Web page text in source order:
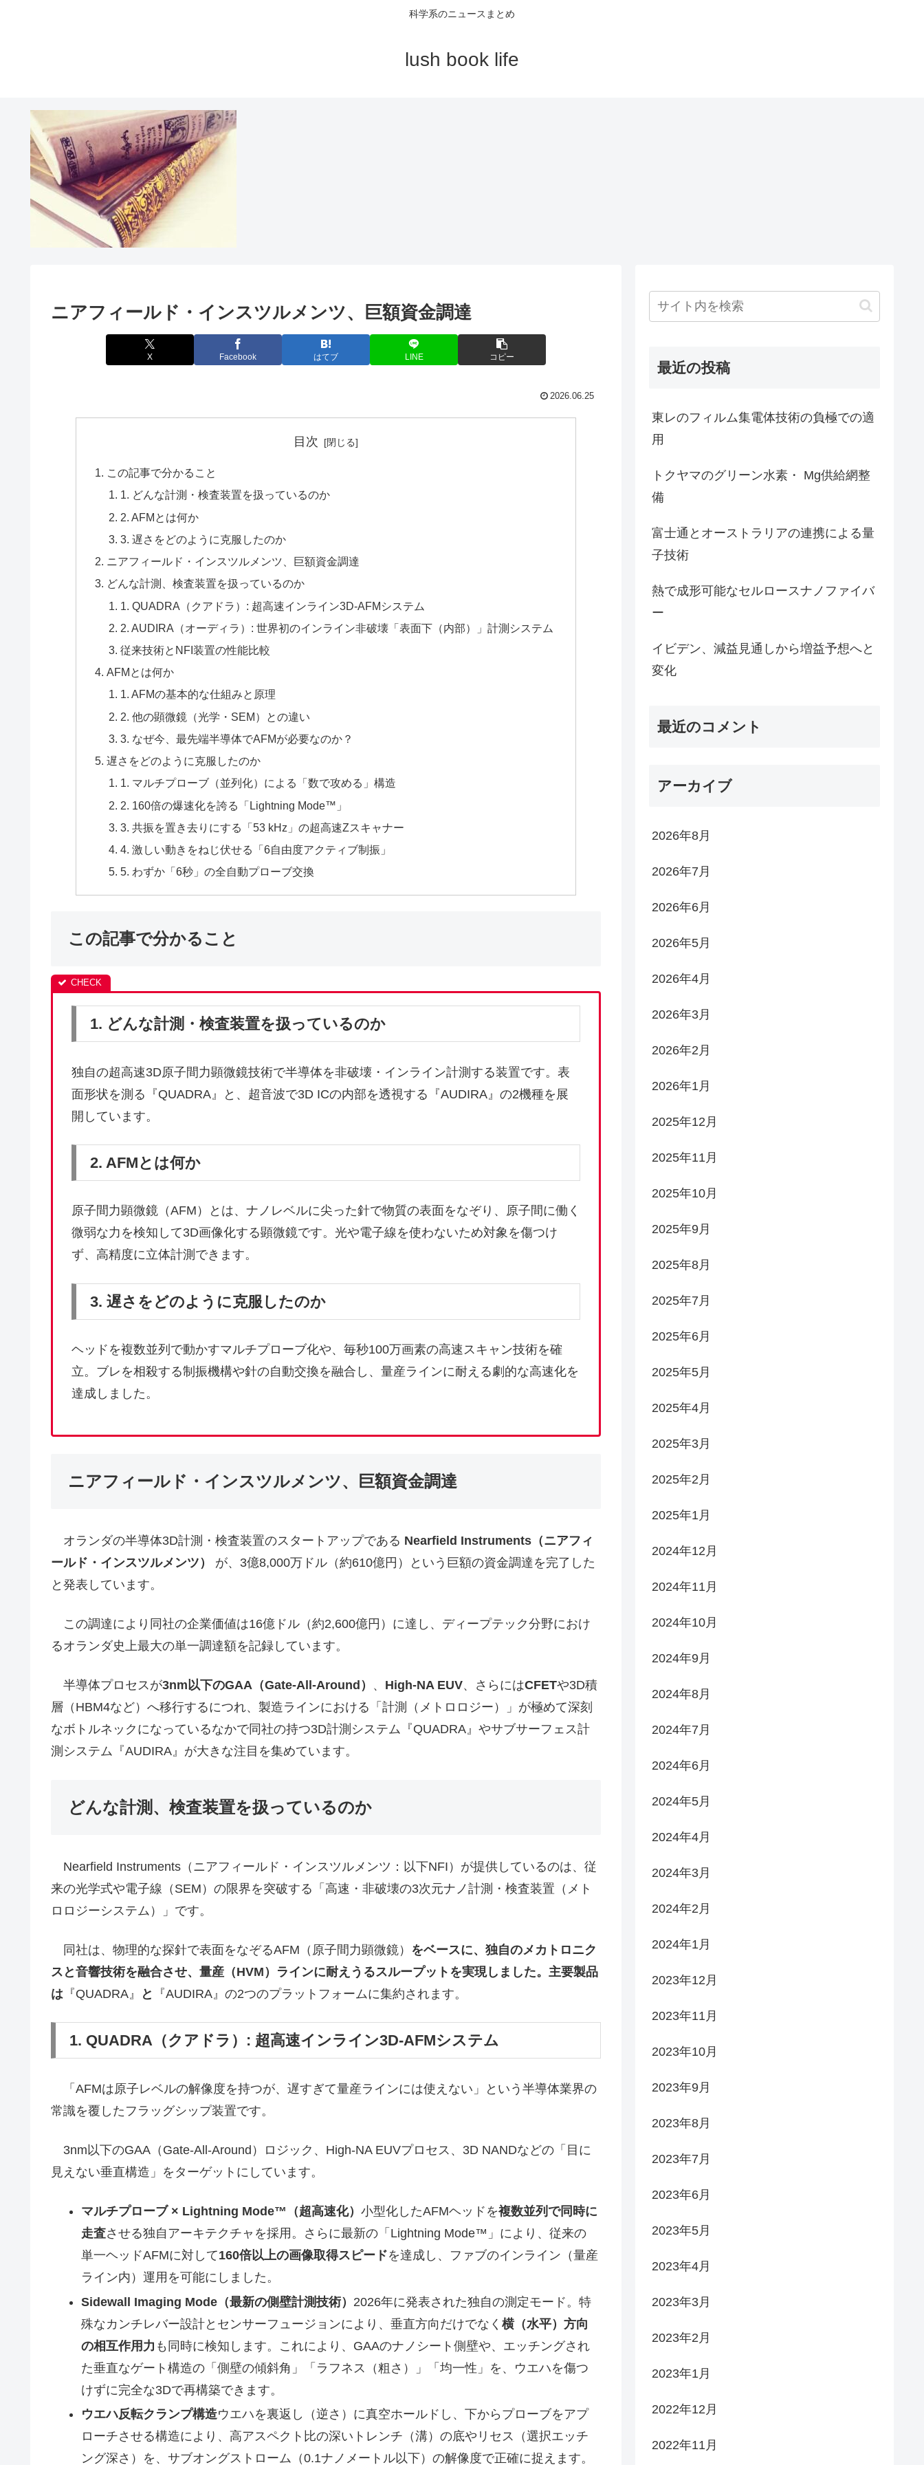
科学系のニュースまとめ
lush book life
ニアフィールド・インスツルメンツ、巨額資金調達
X Facebook はてブ LINE コピー
2026.06.25
目次
この記事で分かること
1. どんな計測・検査装置を扱っているのか
2. AFMとは何か
3. 遅さをどのように克服したのか
ニアフィールド・インスツルメンツ、巨額資金調達
どんな計測、検査装置を扱っているのか
1. QUADRA（クアドラ）: 超高速インライン3D-AFMシステム
2. AUDIRA（オーディラ）: 世界初のインライン非破壊「表面下（内部）」計測システム
従来技術とNFI装置の性能比較
AFMとは何か
1. AFMの基本的な仕組みと原理
2. 他の顕微鏡（光学・SEM）との違い
3. なぜ今、最先端半導体でAFMが必要なのか？
遅さをどのように克服したのか
1. マルチプローブ（並列化）による「数で攻める」構造
2. 160倍の爆速化を誇る「Lightning Mode™」
3. 共振を置き去りにする「53 kHz」の超高速Zスキャナー
4. 激しい動きをねじ伏せる「6自由度アクティブ制振」
5. わずか「6秒」の全自動プローブ交換
この記事で分かること
1. どんな計測・検査装置を扱っているのか
独自の超高速3D原子間力顕微鏡技術で半導体を非破壊・インライン計測する装置です。表
面形状を測る『QUADRA』と、超音波で3D ICの内部を透視する『AUDIRA』の2機種を展
開しています。
2. AFMとは何か
原子間力顕微鏡（AFM）とは、ナノレベルに尖った針で物質の表面をなぞり、原子間に働く
微弱な力を検知して3D画像化する顕微鏡です。光や電子線を使わないため対象を傷つけ
ず、高精度に立体計測できます。
3. 遅さをどのように克服したのか
ヘッドを複数並列で動かすマルチプローブ化や、毎秒100万画素の高速スキャン技術を確
立。ブレを相殺する制振機構や針の自動交換を融合し、量産ラインに耐える劇的な高速化を
達成しました。
ニアフィールド・インスツルメンツ、巨額資金調達
オランダの半導体3D計測・検査装置のスタートアップである Nearfield Instruments（ニアフィ
ールド・インスツルメンツ）
が、3億8,000万ドル（約610億円）という巨額の資金調達を完了した
と発表しています。
この調達により同社の企業価値は16億ドル（約2,600億円）に達し、ディープテック分野におけ
るオランダ史上最大の単一調達額を記録しています。
半導体プロセスが3nm以下のGAA（Gate-All-Around） 、 High-NA EUV、さらにはCFETや3D積
層（HBM4など）へ移行するにつれ、製造ラインにおける「計測（メトロロジー）」が極めて深刻
なボトルネックになっているなかで同社の持つ3D計測システム『QUADRA』やサブサーフェス計
測システム『AUDIRA』が大きな注目を集めています。
どんな計測、検査装置を扱っているのか
Nearfield Instruments（ニアフィールド・インスツルメンツ：以下NFI）が提供しているのは、従
来の光学式や電子線（SEM）の限界を突破する「高速・非破壊の3次元ナノ計測・検査装置（メト
ロロジーシステム）」です。
同社は、物理的な探針で表面をなぞるAFM（原子間力顕微鏡） をベースに、独自のメカトロニク
スと音響技術を融合させ、量産（HVM）ラインに耐えうるスループットを実現しました。主要製品
は 『QUADRA』 と 『AUDIRA』の2つのプラットフォームに集約されます。
1. QUADRA（クアドラ）: 超高速インライン3D-AFMシステム
「AFMは原子レベルの解像度を持つが、遅すぎて量産ラインには使えない」という半導体業界の
常識を覆したフラッグシップ装置です。
3nm以下のGAA（Gate-All-Around）ロジック、High-NA EUVプロセス、3D NANDなどの「目に
見えない垂直構造」をターゲットにしています。
マルチプローブ × Lightning Mode™（超高速化） 小型化したAFMヘッドを複数並列で同時に
走査させる独自アーキテクチャを採用。さらに最新の「Lightning Mode™」により、従来の
単一ヘッドAFMに対して160倍以上の画像取得スピードを達成し、ファブのインライン（量産
ライン内）運用を可能にしました。
Sidewall Imaging Mode（最新の側壁計測技術） 2026年に発表された独自の測定モード。特
殊なカンチレバー設計とセンサーフュージョンにより、垂直方向だけでなく 横（水平）方向
の相互作用力 も同時に検知します。これにより、GAAのナノシート側壁や、エッチングされ
た垂直なゲート構造の「側壁の傾斜角」「ラフネス（粗さ）」「均一性」を、ウエハを傷つ
けずに完全な3Dで再構築できます。
ウエハ反転クランプ構造ウエハを裏返し（逆さ）に真空ホールドし、下からプローブをアプ
ローチさせる構造により、高アスペクト比の深いトレンチ（溝）の底やリセス（選択エッチ
ング深さ）を、サブオングストローム（0.1ナノメートル以下）の解像度で正確に捉えます。
最近の投稿
東レのフィルム集電体技術の負極での適
用
トクヤマのグリーン水素・ Mg供給網整
備
富士通とオーストラリアの連携による量
子技術
熱で成形可能なセルロースナノファイバ
ー
イビデン、減益見通しから増益予想へと
変化
最近のコメント
アーカイブ
2026年8月
2026年7月
2026年6月
2026年5月
2026年4月
2026年3月
2026年2月
2026年1月
2025年12月
2025年11月
2025年10月
2025年9月
2025年8月
2025年7月
2025年6月
2025年5月
2025年4月
2025年3月
2025年2月
2025年1月
2024年12月
2024年11月
2024年10月
2024年9月
2024年8月
2024年7月
2024年6月
2024年5月
2024年4月
2024年3月
2024年2月
2024年1月
2023年12月
2023年11月
2023年10月
2023年9月
2023年8月
2023年7月
2023年6月
2023年5月
2023年4月
2023年3月
2023年2月
2023年1月
2022年12月
2022年11月